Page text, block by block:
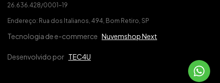
26.636.428/0001-19
Endereço: Rua dos Italianos, 494, Bom Retiro, SP
Tecnologia de e-commerce Nuvemshop Next
Desenvolvido por TEC4U